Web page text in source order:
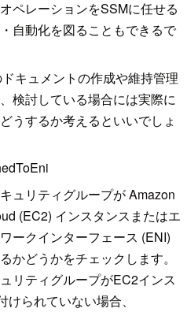
ペレーションをSSMに任せる
自動化を図ることもできるで
キュメントの作成や維持管理
検討している場合には実際に
うするか考えるといいでしょ
ュリティグループが Amazon
(EC2) インスタンスまたはエ
ークインターフェース (ENI)
かどうかをチェックします。
リティグループがEC2インス
られていない場合、